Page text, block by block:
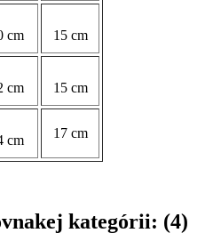
cm 15 cm
cm 15 cm
cm 17 cm
kategórii: (4)